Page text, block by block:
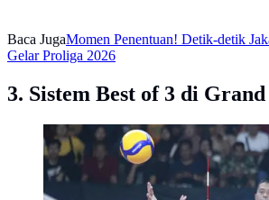
Baca JugaMomen Penentuan! Detik-detik
Gelar Proliga 2026
3. Sistem Best of 3 di